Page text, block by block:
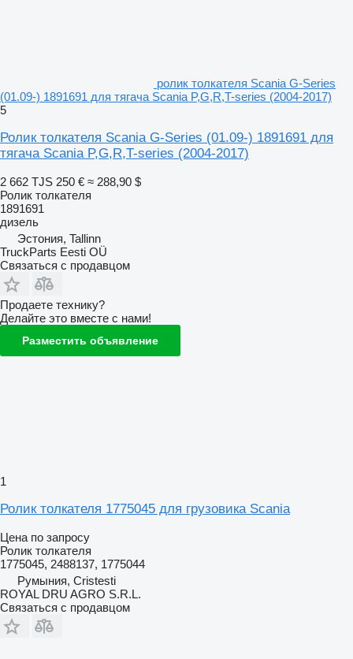
ролик толкателя Scania G-Series
(01.09-) 1891691 для тягача Scania P,G,R,T-series (2004-2017)
5
Ролик толкателя Scania G-Series (01.09-) 1891691 для
тягача Scania P,G,R,T-series (2004-2017)
2 662 TJS 250 € ≈ 288,90 $
Ролик толкателя
1891691
дизель
Эстония, Tallinn
TruckParts Eesti OÜ
Связаться с продавцом
Продаете технику?
Делайте это вместе с нами!
Разместить объявление
1
Ролик толкателя 1775045 для грузовика Scania
Цена по запросу
Ролик толкателя
1775045, 2488137, 1775044
Румыния, Cristesti
ROYAL DRU AGRO S.R.L.
Связаться с продавцом